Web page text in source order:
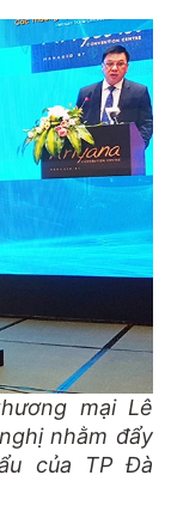
mại Lê
nhằm đẩy
của TP Đà